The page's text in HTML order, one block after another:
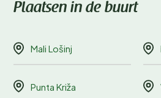
Plaatsen in de buurt
Mali Lošinj
Punta Križa